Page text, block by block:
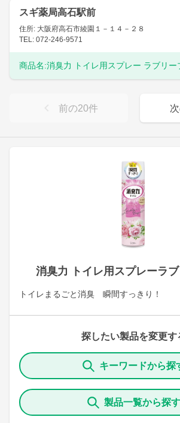
消臭力 トイレ用スプレーラ
トイレまるごと消臭 瞬間すっきり！
探したい製品を変更す
キーワードから探
製品一覧から探す
スギ薬局高石駅前
住所: 大阪府高石市綾園１－１４－２８
TEL: 072-246-9571
商品名:消臭力 トイレ用スプレー ラブリー
前の20件